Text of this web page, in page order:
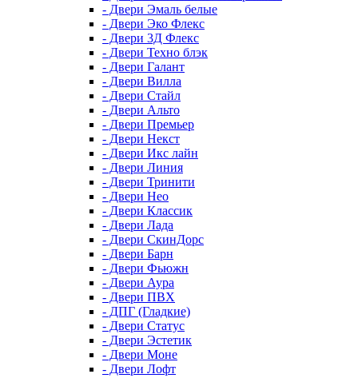
- Двери Эмаль белые
- Двери Эко Флекс
- Двери 3Д Флекс
- Двери Техно блэк
- Двери Галант
- Двери Вилла
- Двери Стайл
- Двери Альто
- Двери Премьер
- Двери Некст
- Двери Икс лайн
- Двери Линия
- Двери Тринити
- Двери Нео
- Двери Классик
- Двери Лада
- Двери СкинДорс
- Двери Барн
- Двери Фьюжн
- Двери Аура
- Двери ПВХ
- ДПГ (Гладкие)
- Двери Статус
- Двери Эстетик
- Двери Моне
- Двери Лофт